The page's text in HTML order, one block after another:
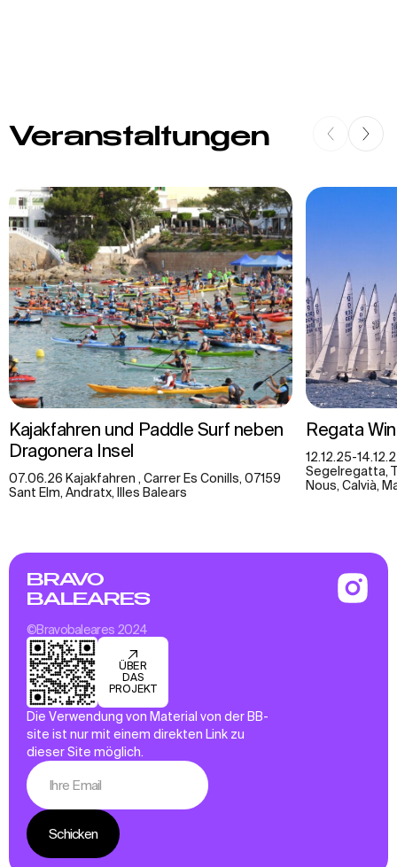
Veranstaltungen
Kajakfahren und Paddle Surf neben
Dragonera Insel
07.06.26 Kajakfahren , Carrer Es Conills, 07159
Sant Elm, Andratx, Illes Balears
Regata
12.12.25-
Segelregatta,
Nous, Calvià,
BRAVO
BALEARES
©Bravobaleares 2024
ÜBER
DAS
PROJEKT
Die Verwendung von Material von der BB-
site ist nur mit einem direkten Link zu
dieser Site möglich.